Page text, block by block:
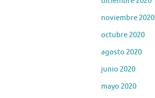
noviembre 2020
octubre 2020
agosto 2020
junio 2020
mayo 2020